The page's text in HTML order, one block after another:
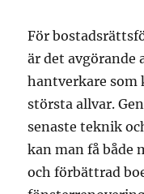
För
är det
hantverkare som
största allvar.
senaste teknik
kan man få både
och förbättrad